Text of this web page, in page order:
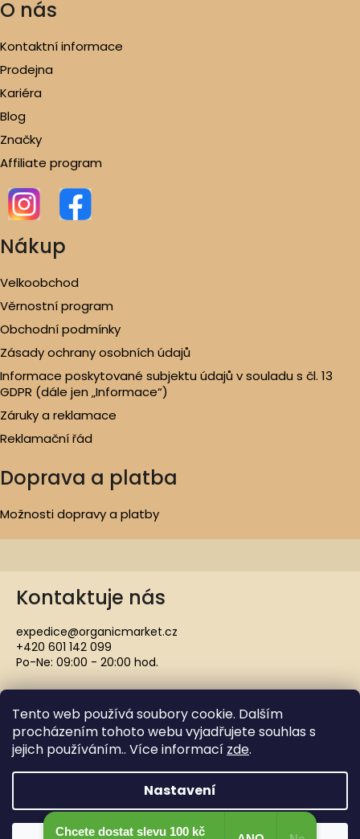
Tento web používá soubory cookie. Dalším
procházením tohoto webu vyjadřujete souhlas s
jejich používáním.. Více informací zde.
Nastavení
O nás
Kontaktní informace
Prodejna
Kariéra
Blog
Značky
Affiliate program
Nákup
Velkoobchod
Věrnostní program
Obchodní podmínky
Zásady ochrany osobních údajů
Informace poskytované subjektu údajů v souladu s čl. 13
GDPR (dále jen „Informace“)
Záruky a reklamace
Reklamační řád
Doprava a platba
Možnosti dopravy a platby
Kontaktuje nás
expedice@organicmarket.cz
+420 601 142 099
Po-Ne: 09:00 - 20:00 hod.
Copyright 2021 ORGANICMARKET.CZ. Všechna práva
Chcete dostat slevu 100 kč